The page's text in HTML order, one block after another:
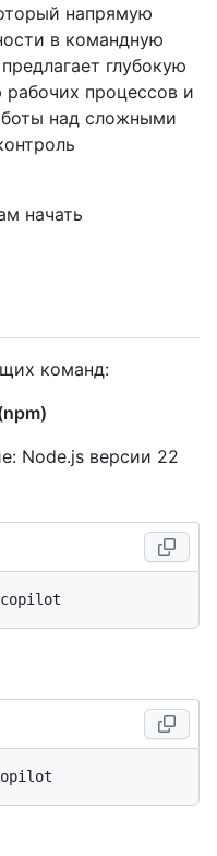
напрямую
в командную
глубокую
рабочих процессов и
над сложными
начать
команд:
Node.js версии 22